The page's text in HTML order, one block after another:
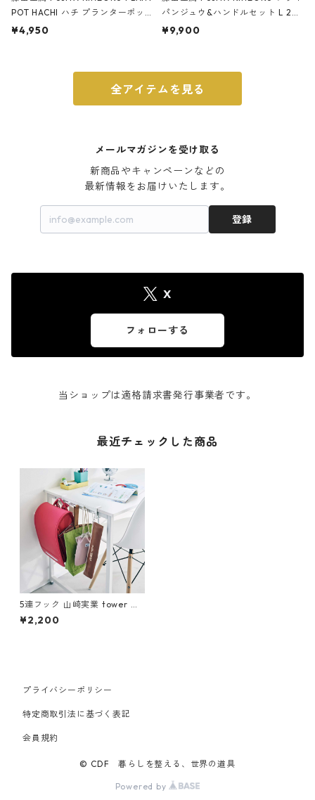
POT HACHI ハチ プランターポッ
ト 3号 ブラック
¥4,950
パンジュウ&ハンドルセット L 24c
m ガス火・IH対応 鉄フライパン
¥9,900
全アイテムを見る
メールマガジンを受け取る
新商品やキャンペーンなどの
最新情報をお届けいたします。
登録
X
フォローする
当ショップは適格請求書発行事業者です。
最近チェックした商品
5連フック 山崎実業 tower タ
ワー テーブル横フック ホワイ
ト
¥2,200
プライバシーポリシー
特定商取引法に基づく表記
会員規約
© CDF 暮らしを整える、世界の道具
Powered by